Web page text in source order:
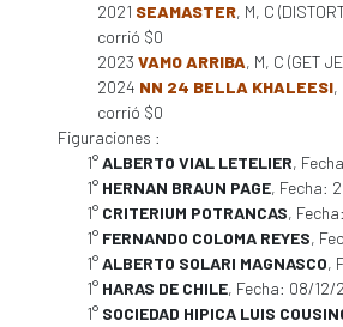
2021 SEAMASTER, M, C
corrió $0
2023 VAMO ARRIBA, M, C (GET
2024 NN 24 BELLA KHALEESI,
corrió $0
Figuraciones :
1°ALBERTO VIAL LETELIER,
1° HERNAN BRAUN PAGE, Fecha:
1° CRITERIUM POTRANCAS,
1° FERNANDO COLOMA REYES,
1°ALBERTO SOLARI MAGNASCO,
1° HARAS DE CHILE, Fecha: 08/12/
1° SOCIEDAD HIPICA LUIS